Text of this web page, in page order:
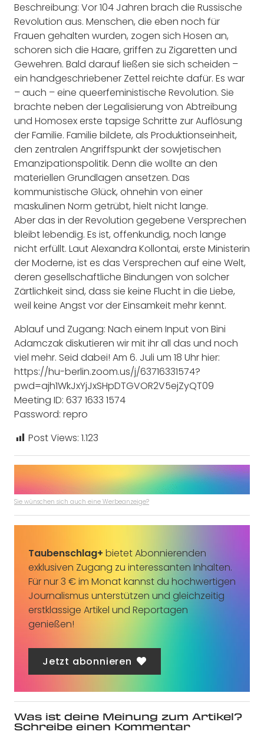
Beschreibung: Vor 104 Jahren brach die Russische
Revolution aus. Menschen, die eben noch für
Frauen gehalten wurden, zogen sich Hosen an,
schoren sich die Haare, griffen zu Zigaretten und
Gewehren. Bald darauf ließen sie sich scheiden –
ein handgeschriebener Zettel reichte dafür. Es war
– auch – eine queerfeministische Revolution. Sie
brachte neben der Legalisierung von Abtreibung
und Homosex erste tapsige Schritte zur Auflösung
der Familie. Familie bildete, als Produktionseinheit,
den zentralen Angriffspunkt der sowjetischen
Emanzipationspolitik. Denn die wollte an den
materiellen Grundlagen ansetzen. Das
kommunistische Glück, ohnehin von einer
maskulinen Norm getrübt, hielt nicht lange.
Aber das in der Revolution gegebene Versprechen
bleibt lebendig. Es ist, offenkundig, noch lange
nicht erfüllt. Laut Alexandra Kollontai, erste Ministerin
der Moderne, ist es das Versprechen auf eine Welt,
deren gesellschaftliche Bindungen von solcher
Zärtlichkeit sind, dass sie keine Flucht in die Liebe,
weil keine Angst vor der Einsamkeit mehr kennt.
Ablauf und Zugang: Nach einem Input von Bini
Adamczak diskutieren wir mit ihr all das und noch
viel mehr. Seid dabei! Am 6. Juli um 18 Uhr hier:
https://hu-berlin.zoom.us/j/63716331574?
pwd=ajh1WkJxYjJxSHpDTGVOR2V5ejZyQT09
Meeting ID: 637 1633 1574
Password: repro
Post Views: 1.123
Sie wünschen sich auch eine Werbeanzeige?
Taubenschlag+ bietet Abonnierenden
exklusiven Zugang zu interessanten Inhalten.
Für nur 3 € im Monat kannst du hochwertigen
Journalismus unterstützen und gleichzeitig
erstklassige Artikel und Reportagen
genießen!
Jetzt abonnieren
Was ist deine Meinung zum Artikel?
Schreibe einen Kommentar